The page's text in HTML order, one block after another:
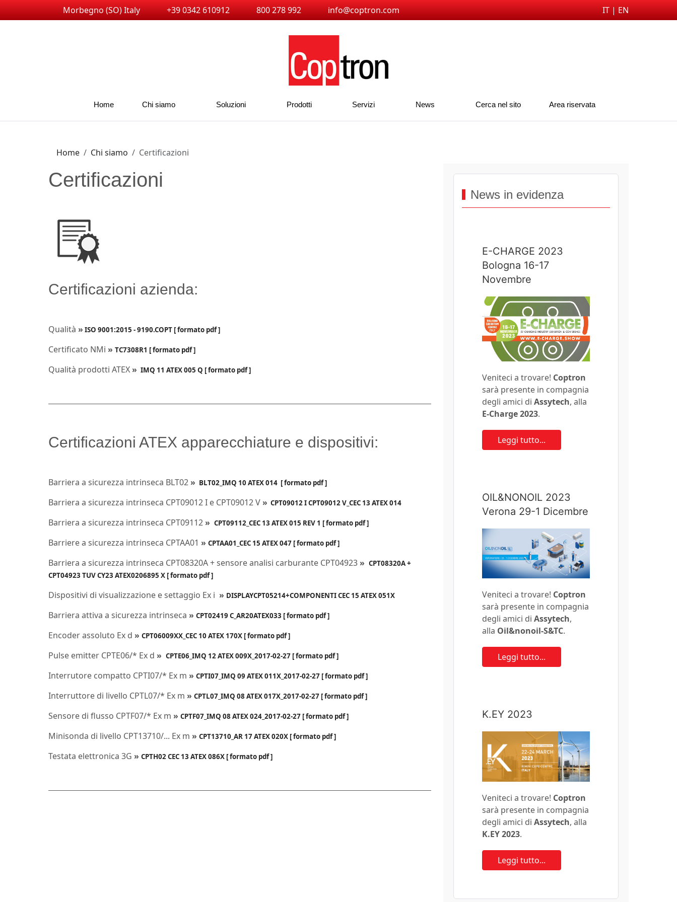
Morbegno (SO) Italy +39 0342 610912 800 278 992 info@coptron.com IT |EN
Home Chi siamo Soluzioni Prodotti Servizi News Cerca nel sito Area riservata
Home Chi siamo Certificazioni
Certificazioni
Certificazioni azienda:
Qualità » ISO 9001:2015 - 9190.COPT [ formato pdf ]
Certificato NMi » TC7308R1 [ formato pdf ]
Qualità prodotti ATEX » IMQ 11 ATEX 005 Q [ formato pdf ]
Certificazioni ATEX apparecchiature e dispositivi:
Barriera a sicurezza intrinseca BLT02 » BLT02_IMQ 10 ATEX 014 [ formato pdf ]
Barriera a sicurezza intrinseca CPT09012 I e CPT09012 V » CPT09012 I CPT09012 V_CEC 13 ATEX 014
Barriera a sicurezza intrinseca CPT09112 » CPT09112_CEC 13 ATEX 015 REV 1 [ formato pdf ]
Barriere a sicurezza intrinseca CPTAA01 » CPTAA01_CEC 15 ATEX 047 [ formato pdf ]
Barriera a sicurezza intrinseca CPT08320A + sensore analisi carburante CPT04923 » CPT08320A +
CPT04923 TUV CY23 ATEX0206895 X [ formato pdf ]
Dispositivi di visualizzazione e settaggio Ex i » DISPLAYCPT05214+COMPONENTI CEC 15 ATEX 051X
Barriera attiva a sicurezza intrinseca » CPT02419 C_AR20ATEX033 [ formato pdf ]
Encoder assoluto Ex d » CPT06009XX_CEC 10 ATEX 170X [ formato pdf ]
Pulse emitter CPTE06/* Ex d » CPTE06_IMQ 12 ATEX 009X_2017-02-27 [ formato pdf ]
Interrutore compatto CPTI07/* Ex m » CPTI07_IMQ 09 ATEX 011X_2017-02-27 [ formato pdf ]
Interruttore di livello CPTL07/* Ex m » CPTL07_IMQ 08 ATEX 017X_2017-02-27 [ formato pdf ]
Sensore di flusso CPTF07/* Ex m » CPTF07_IMQ 08 ATEX 024_2017-02-27 [ formato pdf ]
Minisonda di livello CPT13710/... Ex m » CPT13710_AR 17 ATEX 020X [ formato pdf ]
Testata elettronica 3G » CPTH02 CEC 13 ATEX 086X [ formato pdf ]
News in evidenza
E-CHARGE 2023
Bologna 16-17
Novembre
Veniteci a trovare! Coptron
sarà presente in compagnia
degli amici di Assytech, alla
E-Charge 2023.
Leggi tutto...
OIL&NONOIL 2023
Verona 29-1 Dicembre
Veniteci a trovare! Coptron
sarà presente in compagnia
degli amici di Assytech,
alla Oil&nonoil-S&TC.
Leggi tutto...
K.EY 2023
Veniteci a trovare! Coptron
sarà presente in compagnia
degli amici di Assytech, alla
K.EY 2023.
Leggi tutto...